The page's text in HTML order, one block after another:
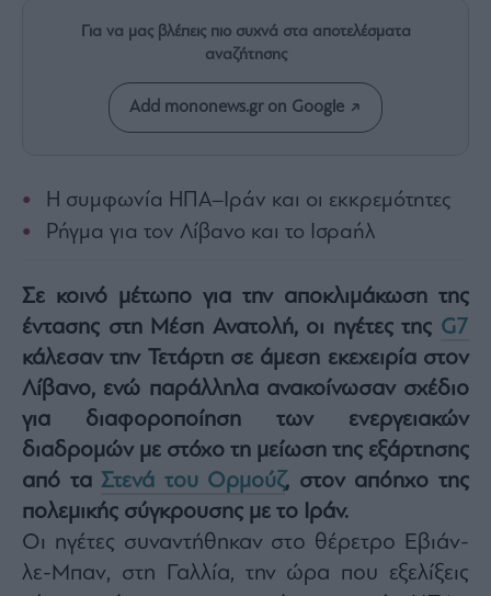
Les
Bons
Vivants
Life
&
Style
Υγεία
Architecture
&
Design
Fashion
&
Art
Watches
Yachts
Για να μας βλέπεις πιο συχνά στα αποτελέσματα
αναζήτησης
Add mononews.gr on Google
Η συμφωνία ΗΠΑ–Ιράν και οι εκκρεμότητες
Ρήγμα για τον Λίβανο και το Ισραήλ
Σε κοινό μέτωπο για την αποκλιμάκωση της
έντασης στη Μέση Ανατολή, οι ηγέτες της G7
κάλεσαν την Τετάρτη σε άμεση εκεχειρία στον
Λίβανο, ενώ παράλληλα ανακοίνωσαν σχέδιο
για διαφοροποίηση των ενεργειακών
διαδρομών με στόχο τη μείωση της εξάρτησης
από ταΣτενά του Ορμούζ, στον απόηχο της
πολεμικής σύγκρουσης με το Ιράν.
Οι ηγέτες συναντήθηκαν στο θέρετρο Εβιάν-
λε-Μπαν, στη Γαλλία, την ώρα που εξελίξεις